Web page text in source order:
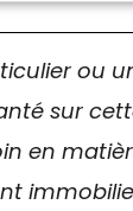
ou
sur
en